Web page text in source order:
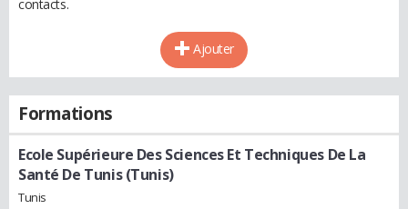
contacts.
Ajouter
Formations
Ecole Supérieure Des Sciences Et Techniques De La
Santé De Tunis (Tunis)
Tunis